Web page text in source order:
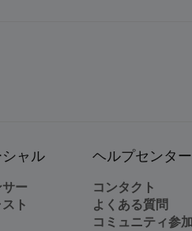
ャル
ー
ト
ヘルプセンター
コンタクト
よくある質問
コミュニティ参加